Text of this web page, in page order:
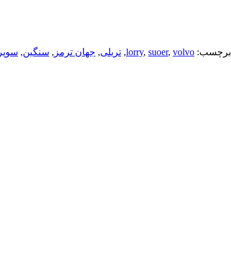
برچسب: lorry, suoer, volvo
, تریلی, جهان ترمز , سنگین, سوپر